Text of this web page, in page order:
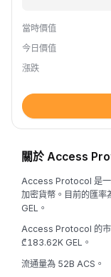
當時價值
今日價值
漲跌
關於 Access
Access Protocol 是一
加密貨幣。目前的匯
GEL。
Access Protocol 的
₾183.62K GEL。
流通量為 52B ACS。